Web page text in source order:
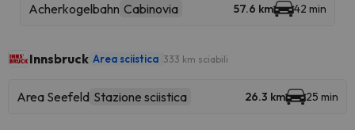
Acherkogelbahn Cabinovia 57.6 km 42 min
Innsbruck Area sciistica 333 km sciabili
Area Seefeld Stazione sciistica 26.3 km 25 min